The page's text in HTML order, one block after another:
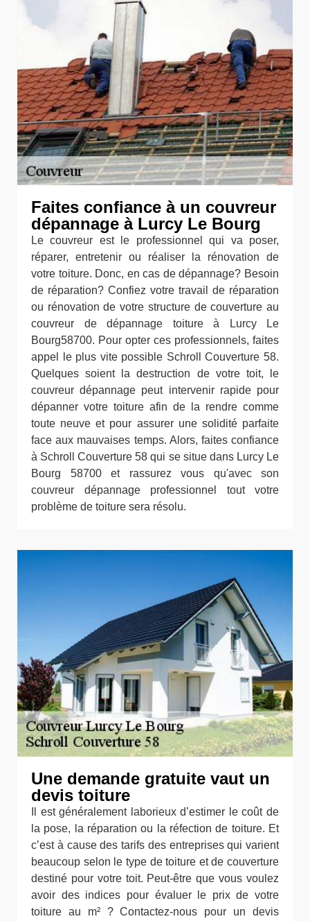
Faites confiance à un couvreur
dépannage à Lurcy Le Bourg
Le couvreur est le professionnel qui va poser,
réparer, entretenir ou réaliser la rénovation de
votre toiture. Donc, en cas de dépannage? Besoin
de réparation? Confiez votre travail de réparation
ou rénovation de votre structure de couverture au
couvreur de dépannage toiture à Lurcy Le
Bourg58700. Pour opter ces professionnels, faites
appel le plus vite possible Schroll Couverture 58.
Quelques soient la destruction de votre toit, le
couvreur dépannage peut intervenir rapide pour
dépanner votre toiture afin de la rendre comme
toute neuve et pour assurer une solidité parfaite
face aux mauvaises temps. Alors, faites confiance
à Schroll Couverture 58 qui se situe dans Lurcy Le
Bourg 58700 et rassurez vous qu'avec son
couvreur dépannage professionnel tout votre
problème de toiture sera résolu.
Une demande gratuite vaut un
devis toiture
Il est généralement laborieux d’estimer le coût de
la pose, la réparation ou la réfection de toiture. Et
c’est à cause des tarifs des entreprises qui varient
beaucoup selon le type de toiture et de couverture
destiné pour votre toit. Peut-être que vous voulez
avoir des indices pour évaluer le prix de votre
toiture au m² ? Contactez-nous pour un devis